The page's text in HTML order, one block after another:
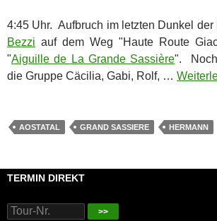
4:45 Uhr. Aufbruch im letzten Dunkel der
Bezzi auf dem Weg "Haute Route
"Aiguille de La Grande Sassière".
die Gruppe Cäcilia, Gabi, Rolf, …
AOSTATAL GRAND SASSIERE HERMANN
TERMIN DIREKT
>>